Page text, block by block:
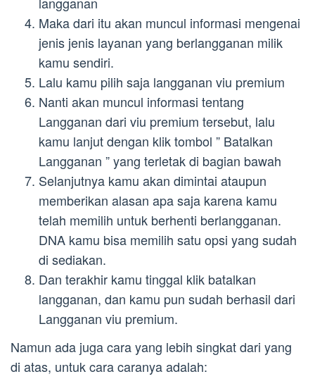
Maka dari itu akan muncul informasi mengenai
jenis jenis layanan yang berlangganan milik
kamu sendiri.
Lalu kamu pilih saja langganan viu premium
Nanti akan muncul informasi tentang
Langganan dari viu premium tersebut, lalu
kamu lanjut dengan klik tombol ” Batalkan
Langganan ” yang terletak di bagian bawah
Selanjutnya kamu akan dimintai ataupun
memberikan alasan apa saja karena kamu
telah memilih untuk berhenti berlangganan.
DNA kamu bisa memilih satu opsi yang sudah
di sediakan.
Dan terakhir kamu tinggal klik batalkan
langganan, dan kamu pun sudah berhasil dari
Langganan viu premium.
Namun ada juga cara yang lebih singkat dari yang
di atas, untuk cara caranya adalah: